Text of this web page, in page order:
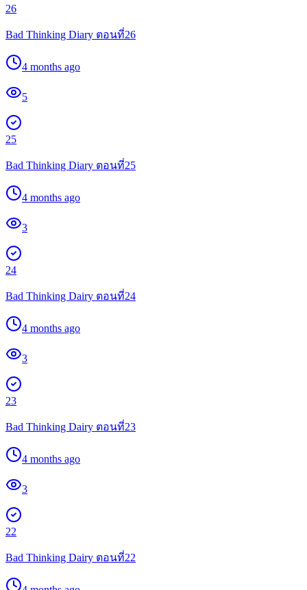
26
Bad Thinking Diary ตอนที่26
4 months ago
5
25
Bad Thinking Diary ตอนที่25
4 months ago
3
24
Bad Thinking Dairy ตอนที่24
4 months ago
3
23
Bad Thinking Dairy ตอนที่23
4 months ago
3
22
Bad Thinking Dairy ตอนที่22